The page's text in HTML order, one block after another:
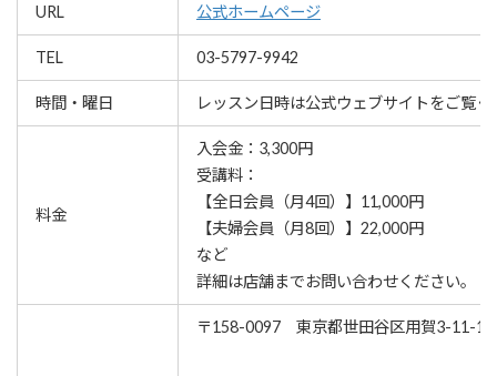
URL 公式ホームページ
TEL 03-5797-9942
時間・曜日 レッスン⽇時は公式ウェブサイトをご覧く
料金
入会金：3,300円
受講料：
【全日会員（月4回）】11,000円
【夫婦会員（月8回）】22,000円
など
詳細は店舗までお問い合わせください。
〒158-0097 東京都世田谷区用賀3-11-1